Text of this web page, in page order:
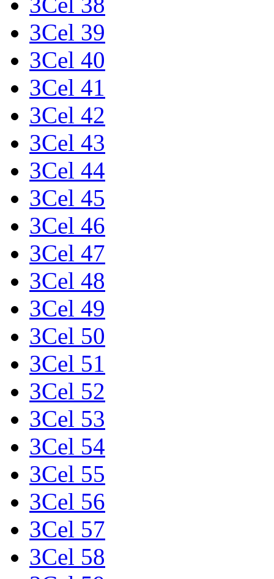
3Cel 39
3Cel 40
3Cel 41
3Cel 42
3Cel 43
3Cel 44
3Cel 45
3Cel 46
3Cel 47
3Cel 48
3Cel 49
3Cel 50
3Cel 51
3Cel 52
3Cel 53
3Cel 54
3Cel 55
3Cel 56
3Cel 57
3Cel 58